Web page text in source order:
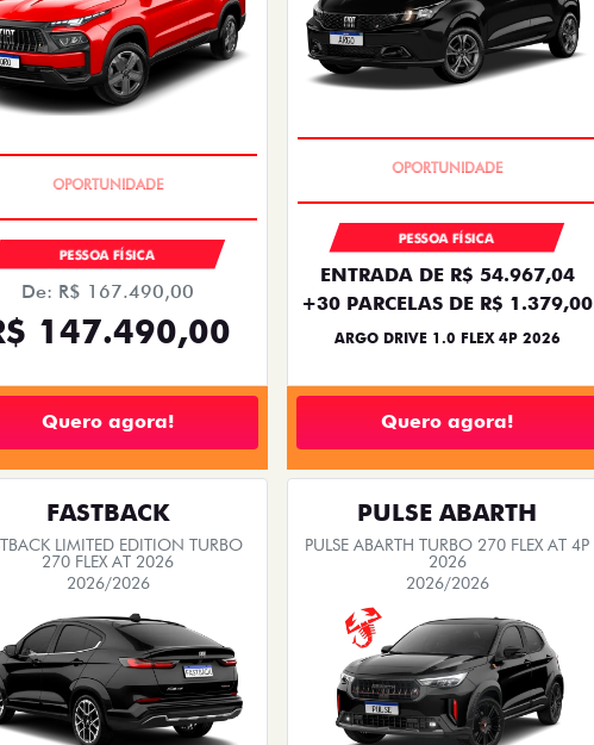
PESSOA FÍSICA
De: R$ 167.490,00
147.490,00
Quero agora!
PESSOA FÍSICA
ENTRADA DE R$ 54.967,04
+30 PARCELAS DE R$ 1.379,00
ARGO DRIVE 1.0 FLEX 4P 2026
Quero agora!
FASTBACK
LIMITED EDITION TURBO
270 FLEX AT 2026
2026/2026
PULSE ABARTH
PULSE ABARTH TURBO 270 FLEX AT 4P
2026
2026/2026